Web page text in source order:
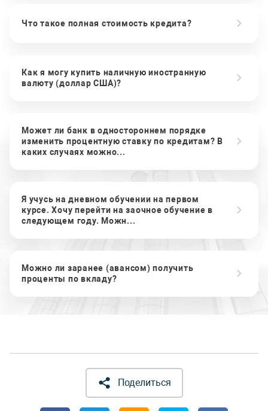
Что такое полная стоимость кредита?
Как я могу купить наличную иностранную
валюту (доллар США)?
Может ли банк в одностороннем порядке
изменить процентную ставку по кредитам? В
каких случаях можно...
Я учусь на дневном обучении на первом
курсе. Хочу перейти на заочное обучение в
следующем году. Можн...
Можно ли заранее (авансом) получить
проценты по вкладу?
Поделиться